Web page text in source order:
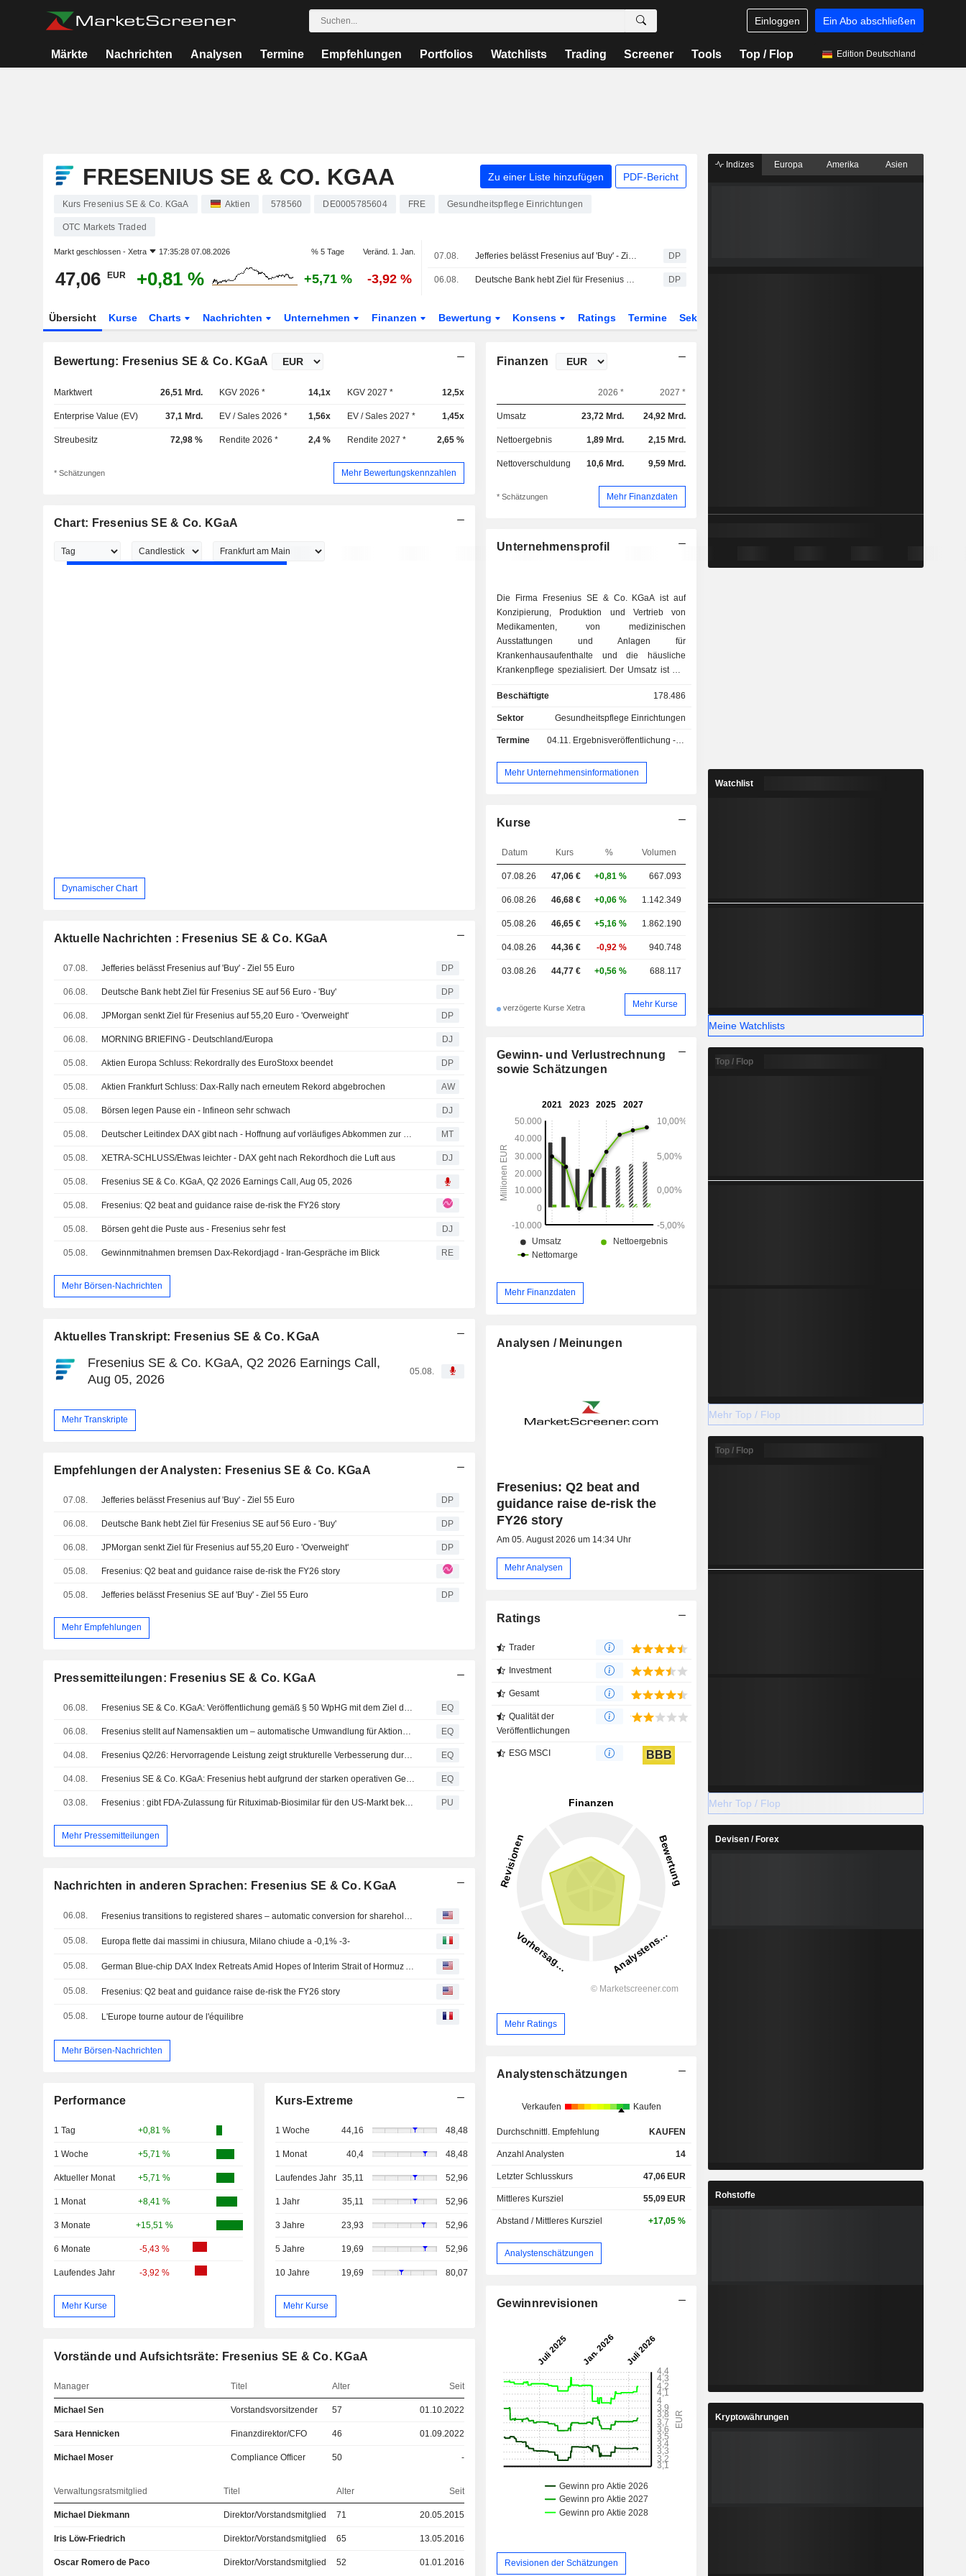
Einloggen Ein Abo abschließen
Märkte Nachrichten Analysen Termine Empfehlungen Portfolios Watchlists Trading Screener Tools Top / Flop Edition Deutschland
FRESENIUS SE & CO. KGAA Zu einer Liste hinzufügen PDF-Bericht
Kurs Fresenius SE & Co. KGaA Aktien 578560 DE0005785604 FRE Gesundheitspflege Einrichtungen
OTC Markets Traded
Markt geschlossen - Xetra 17:35:28 07.08.2026 % 5 Tage Veränd. 1. Jan.
47,06 EUR +0,81 % +5,71 % -3,92 %
07.08. Jefferies belässt Fresenius auf 'Buy' - Ziel 55 Euro DP
06.08. Deutsche Bank hebt Ziel für Fresenius SE auf 56 Euro - 'Buy' DP
Übersicht Kurse Charts Nachrichten Unternehmen Finanzen Bewertung Konsens Ratings Termine Sektor
Bewertung: Fresenius SE & Co. KGaA
Marktwert 26,51 Mrd. KGV 2026 * 14,1x KGV 2027 * 12,5x
Enterprise Value (EV) 37,1 Mrd. EV / Sales 2026 * 1,56x EV / Sales 2027 * 1,45x
Streubesitz 72,98 % Rendite 2026 * 2,4 % Rendite 2027 * 2,65 %
* Schätzungen Mehr Bewertungskennzahlen
Chart: Fresenius SE & Co. KGaA
Dynamischer Chart
Aktuelle Nachrichten : Fresenius SE & Co. KGaA
07.08. Jefferies belässt Fresenius auf 'Buy' - Ziel 55 Euro DP
06.08. Deutsche Bank hebt Ziel für Fresenius SE auf 56 Euro - 'Buy' DP
06.08. JPMorgan senkt Ziel für Fresenius auf 55,20 Euro - 'Overweight' DP
06.08. MORNING BRIEFING - Deutschland/Europa DJ
05.08. Aktien Europa Schluss: Rekordrally des EuroStoxx beendet DP
05.08. Aktien Frankfurt Schluss: Dax-Rally nach erneutem Rekord abgebrochen AW
05.08. Börsen legen Pause ein - Infineon sehr schwach DJ
05.08. Deutscher Leitindex DAX gibt nach - Hoffnung auf vorläufiges Abkommen zur Straße von Hormus MT
05.08. XETRA-SCHLUSS/Etwas leichter - DAX geht nach Rekordhoch die Luft aus DJ
05.08. Fresenius SE & Co. KGaA, Q2 2026 Earnings Call, Aug 05, 2026
05.08. Fresenius: Q2 beat and guidance raise de-risk the FY26 story
05.08. Börsen geht die Puste aus - Fresenius sehr fest DJ
05.08. Gewinnmitnahmen bremsen Dax-Rekordjagd - Iran-Gespräche im Blick RE
Mehr Börsen-Nachrichten
Aktuelles Transkript: Fresenius SE & Co. KGaA
Fresenius SE & Co. KGaA, Q2 2026 Earnings Call,
Aug 05, 2026
05.08.
Mehr Transkripte
Empfehlungen der Analysten: Fresenius SE & Co. KGaA
07.08. Jefferies belässt Fresenius auf 'Buy' - Ziel 55 Euro DP
06.08. Deutsche Bank hebt Ziel für Fresenius SE auf 56 Euro - 'Buy' DP
06.08. JPMorgan senkt Ziel für Fresenius auf 55,20 Euro - 'Overweight' DP
05.08. Fresenius: Q2 beat and guidance raise de-risk the FY26 story
05.08. Jefferies belässt Fresenius SE auf 'Buy' - Ziel 55 Euro DP
Mehr Empfehlungen
Pressemitteilungen: Fresenius SE & Co. KGaA
06.08. Fresenius SE & Co. KGaA: Veröffentlichung gemäß § 50 WpHG mit dem Ziel der europaweiten Verbreitung EQ
06.08. Fresenius stellt auf Namensaktien um – automatische Umwandlung für Aktionärinnen und Aktionäre EQ
04.08. Fresenius Q2/26: Hervorragende Leistung zeigt strukturelle Verbesserung durch #FutureFresenius – Ausblick erhöht EQ
04.08. Fresenius SE & Co. KGaA: Fresenius hebt aufgrund der starken operativen Geschäftsentwicklung die Ergebnisprognose für das Geschäftsjahr 2026 an EQ
03.08. Fresenius : gibt FDA-Zulassung für Rituximab-Biosimilar für den US-Markt bekannt PU
Mehr Pressemitteilungen
Nachrichten in anderen Sprachen: Fresenius SE & Co. KGaA
06.08. Fresenius transitions to registered shares – automatic conversion for shareholders
05.08. Europa flette dai massimi in chiusura, Milano chiude a -0,1% -3-
05.08. German Blue-chip DAX Index Retreats Amid Hopes of Interim Strait of Hormuz Accord
05.08. Fresenius: Q2 beat and guidance raise de-risk the FY26 story
05.08. L'Europe tourne autour de l'équilibre
Mehr Börsen-Nachrichten
Performance
1 Tag +0,81 %
1 Woche +5,71 %
Aktueller Monat +5,71 %
1 Monat +8,41 %
3 Monate +15,51 %
6 Monate -5,43 %
Laufendes Jahr -3,92 %
Mehr Kurse
Kurs-Extreme
1 Woche 44,16 48,48
1 Monat 40,4 48,48
Laufendes Jahr 35,11 52,96
1 Jahr 35,11 52,96
3 Jahre 23,93 52,96
5 Jahre 19,69 52,96
10 Jahre 19,69 80,07
Mehr Kurse
Vorstände und Aufsichtsräte: Fresenius SE & Co. KGaA
Manager Titel Alter Seit
Michael Sen Vorstandsvorsitzender 57 01.10.2022
Sara Hennicken Finanzdirektor/CFO 46 01.09.2022
Michael Moser Compliance Officer 50 -
Verwaltungsratsmitglied Titel Alter Seit
Michael Diekmann Direktor/Vorstandsmitglied 71 20.05.2015
Iris Löw-Friedrich Direktor/Vorstandsmitglied 65 13.05.2016
Oscar Romero de Paco Direktor/Vorstandsmitglied 52 01.01.2016
Finanzen
2026 * 2027 *
Umsatz 23,72 Mrd. 24,92 Mrd.
Nettoergebnis 1,89 Mrd. 2,15 Mrd.
Nettoverschuldung 10,6 Mrd. 9,59 Mrd.
* Schätzungen Mehr Finanzdaten
Unternehmensprofil
Die Firma Fresenius SE & Co. KGaA ist auf
Konzipierung, Produktion und Vertrieb von
Medikamenten, von medizinischen
Ausstattungen und Anlagen für
Krankenhausaufenthalte und die häusliche
Krankenpflege spezialisiert. Der Umsatz ist wie
verteilt: - Krankenhaus- Verwaltung und
Engineering (59,2%; Fresenius Helios):
medizinischen Ausrüstungen,
Herstellung von medizinischen Ausstattungen
für den Pharmabereich, usw.; - klinische
Ernährung, Perfusionsgeräten und
Generika zum Spritzen, medizinische Betreuung
zu Hause in den Bereichen Perfusion,
sonstige (3,1%).
Beschäftigte 178.486
Sektor Gesundheitspflege Einrichtungen
Termine 04.11. Ergebnisveröffentlichung - Q3 2026
Mehr Unternehmensinformationen
Kurse
Datum Kurs % Volumen
07.08.26 47,06 € +0,81 % 667.093
06.08.26 46,68 € +0,06 % 1.142.349
05.08.26 46,65 € +5,16 % 1.862.190
04.08.26 44,36 € -0,92 % 940.748
03.08.26 44,77 € +0,56 % 688.117
verzögerte Kurse Xetra Mehr Kurse
Gewinn- und Verlustrechnung
sowie Schätzungen
Mehr Finanzdaten
Analysen / Meinungen
Fresenius: Q2 beat and
guidance raise de-risk the
FY26 story
Am 05. August 2026 um 14:34 Uhr
Mehr Analysen
Ratings
Trader
Investment
Gesamt
Qualität der
Veröffentlichungen
ESG MSCI BBB
Mehr Ratings
Analystenschätzungen
Verkaufen Kaufen
Durchschnittl. Empfehlung KAUFEN
Anzahl Analysten 14
Letzter Schlusskurs 47,06 EUR
Mittleres Kursziel 55,09 EUR
Abstand / Mittleres Kursziel +17,05 %
Analystenschätzungen
Gewinnrevisionen
Revisionen der Schätzungen
Indizes Europa Amerika Asien
Watchlist
Meine Watchlists
Top / Flop
Mehr Top / Flop
Top / Flop
Mehr Top / Flop
Devisen / Forex
Rohstoffe
Kryptowährungen